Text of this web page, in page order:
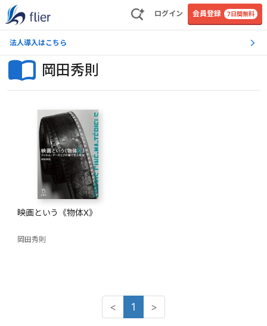
ログイン 会員登録 7日間無料
法人導入はこちら
岡田秀則
映画という《物体X》
岡田秀則
< 1 >